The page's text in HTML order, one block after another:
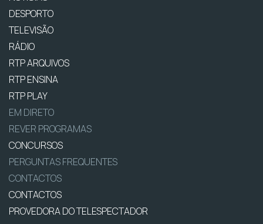
DESPORTO
TELEVISÃO
RÁDIO
RTP ARQUIVOS
RTP ENSINA
RTP PLAY
EM DIRETO
REVER PROGRAMAS
CONCURSOS
PERGUNTAS FREQUENTES
CONTACTOS
CONTACTOS
PROVEDORA DO TELESPECTADOR